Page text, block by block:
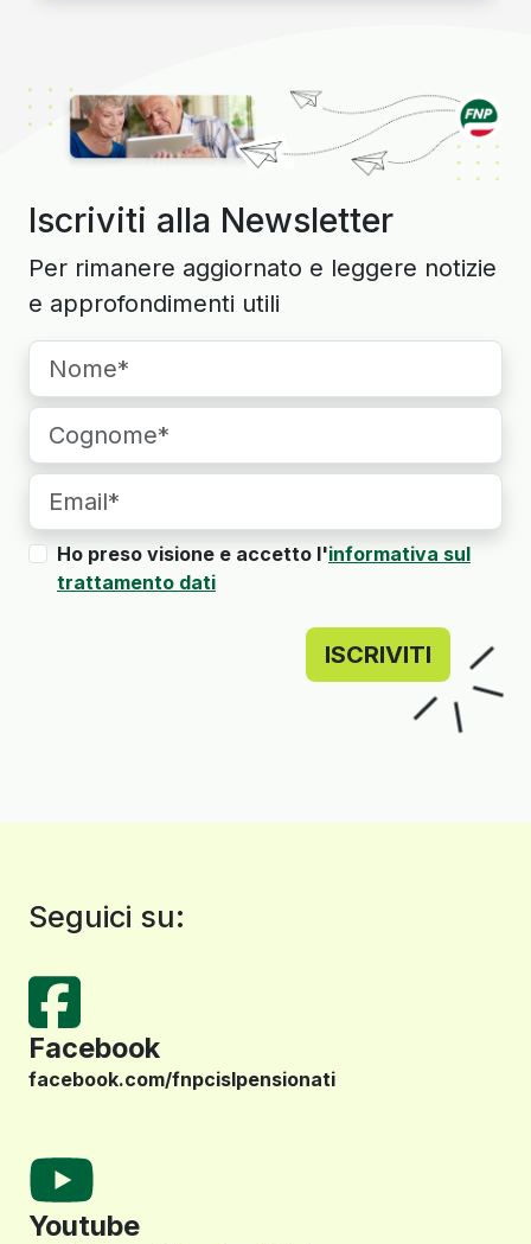
Iscriviti alla Newsletter
Per rimanere aggiornato e leggere notizie
e approfondimenti utili
Ho preso visione e accetto l'informativa sul
trattamento dati
ISCRIVITI
Seguici su:
Facebook
facebook.com/fnpcislpensionati
Youtube